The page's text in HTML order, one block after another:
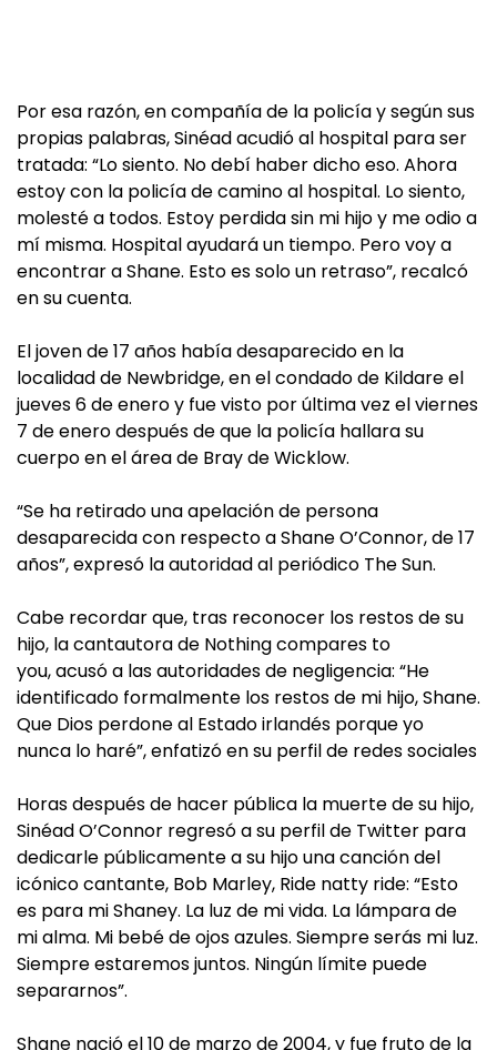
Por esa razón, en compañía de la policía y según sus
propias palabras, Sinéad acudió al hospital para ser
tratada: “Lo siento. No debí haber dicho eso. Ahora
estoy con la policía de camino al hospital. Lo siento,
molesté a todos. Estoy perdida sin mi hijo y me odio a
mí misma. Hospital ayudará un tiempo. Pero voy a
encontrar a Shane. Esto es solo un retraso”, recalcó
en su cuenta.
El joven de 17 años había desaparecido en la
localidad de Newbridge, en el condado de Kildare el
jueves 6 de enero y fue visto por última vez el viernes
7 de enero después de que la policía hallara su
cuerpo en el área de Bray de Wicklow.
“Se ha retirado una apelación de persona
desaparecida con respecto a Shane O’Connor, de 17
años”, expresó la autoridad al periódico The Sun.
Cabe recordar que, tras reconocer los restos de su
hijo, la cantautora de Nothing compares to
you, acusó a las autoridades de negligencia: “He
identificado formalmente los restos de mi hijo, Shane.
Que Dios perdone al Estado irlandés porque yo
nunca lo haré”, enfatizó en su perfil de redes sociales
Horas después de hacer pública la muerte de su hijo,
Sinéad O’Connor regresó a su perfil de Twitter para
dedicarle públicamente a su hijo una canción del
icónico cantante, Bob Marley, Ride natty ride: “Esto
es para mi Shaney. La luz de mi vida. La lámpara de
mi alma. Mi bebé de ojos azules. Siempre serás mi luz.
Siempre estaremos juntos. Ningún límite puede
separarnos”.
Shane nació el 10 de marzo de 2004, y fue fruto de la